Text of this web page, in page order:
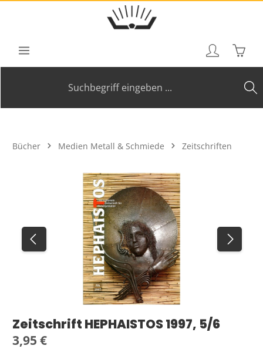
Zum Hauptinhalt springen
Bücher Medien Metall & Schmiede Zeitschriften
Bildergalerie überspringen
Zeitschrift HEPHAISTOS 1997, 5/6
Regulärer Preis:
3,95 €